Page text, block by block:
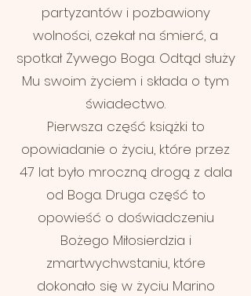
partyzantów i pozbawiony
wolności, czekał na śmierć, a
spotkał Żywego Boga. Odtąd służy
Mu swoim życiem i składa o tym
świadectwo.
Pierwsza część książki to
opowiadanie o życiu, które przez
47 lat było mroczną drogą z dala
od Boga. Druga część to
opowieść o doświadczeniu
Bożego Miłosierdzia i
zmartwychwstaniu, które
dokonało się w życiu Marino